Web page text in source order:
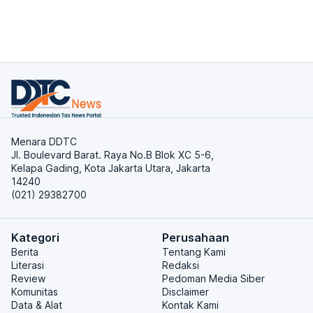
Menara DDTC
Jl. Boulevard Barat. Raya No.B Blok XC 5-6,
Kelapa Gading, Kota Jakarta Utara, Jakarta
14240
(021) 29382700
Kategori
Berita
Literasi
Review
Komunitas
Data & Alat
Perusahaan
Tentang Kami
Redaksi
Pedoman Media Siber
Disclaimer
Kontak Kami